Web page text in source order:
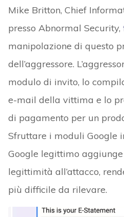
Mike Britton, Chief
presso Abnormal Security,
manipolazione di questo
dell’aggressore.
modulo di invito, lo
e-mail della vittima e lo
di pagamento per un
Sfruttare i moduli Google
Google legittimo
legittimità all’attacco,
più difficile da rilevare.